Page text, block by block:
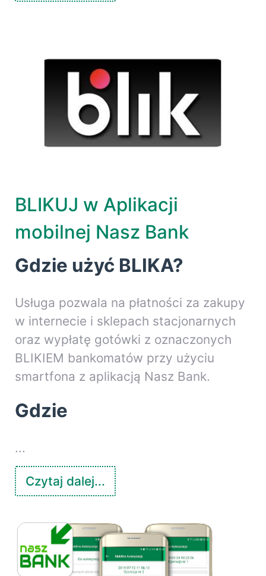
BLIKUJ w Aplikacji
mobilnej Nasz Bank
Gdzie użyć BLIKA?
Usługa pozwala na płatności za zakupy
w internecie i sklepach stacjonarnych
oraz wypłatę gotówki z oznaczonych
BLIKIEM bankomatów przy użyciu
smartfona z aplikacją Nasz Bank.
Gdzie
...
Czytaj dalej...